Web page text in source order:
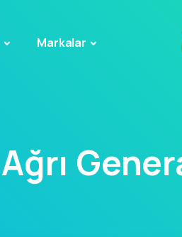
Markalar
Ağrı